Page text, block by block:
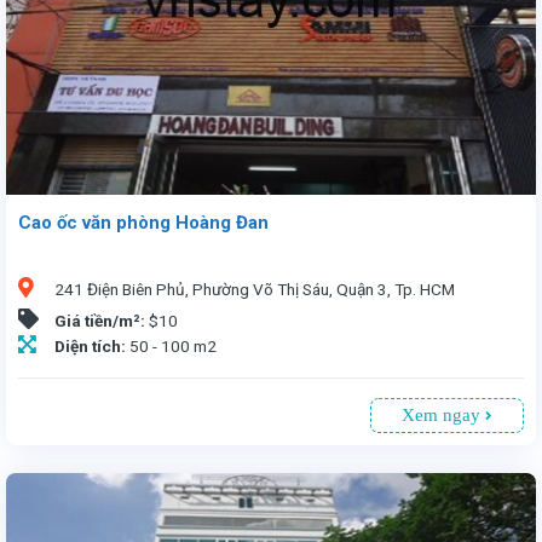
Cao ốc văn phòng Hoàng Đan
241 Điện Biên Phủ, Phường Võ Thị Sáu, Quận 3, Tp. HCM
Giá tiền/m²: $10
Diện tích: 50 - 100 m2
Xem ngay